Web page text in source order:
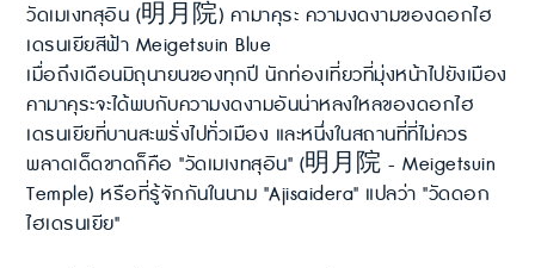
วัดเมเงทสุอิน (明月院) คามาคุระ ความงดงามของดอกไฮ
เดรนเยียสีฟ้า Meigetsuin Blue
เมื่อถึงเดือนมิถุนายนของทุกปี นักท่องเที่ยวที่มุ่งหน้าไปยังเมือง
คามาคุระจะได้พบกับความงดงามอันน่าหลงใหลของดอกไฮ
เดรนเยียที่บานสะพรั่งไปทั่วเมือง และหนึ่งในสถานที่ที่ไม่ควร
พลาดเด็ดขาดก็คือ "วัดเมเงทสุอิน" (明月院 - Meigetsuin
Temple) หรือที่รู้จักกันในนาม "Ajisaidera" แปลว่า "วัดดอก
ไฮเดรนเยีย"